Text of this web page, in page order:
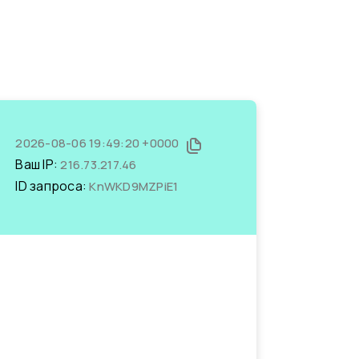
2026-08-06 19:49:20 +0000
Ваш IP:216.73.217.46
ID запроса:KnWKD9MZPiE1